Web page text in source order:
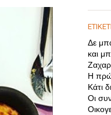
Δε
και
Η
Κάτι
Οι